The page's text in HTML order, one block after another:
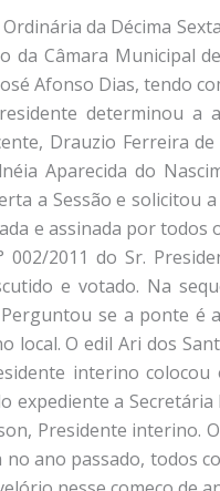
da Décima
Câmara Municipal
Afonso Dias, tendo
determinou a
Drauzio Ferreira
Aparecida do
a Sessão e solicitou
e assinada por todos
2011 do Sr.
e votado. Na
se a ponte é
local. O edil Ari dos
interino
expediente a
Presidente interino.
ano passado, todos